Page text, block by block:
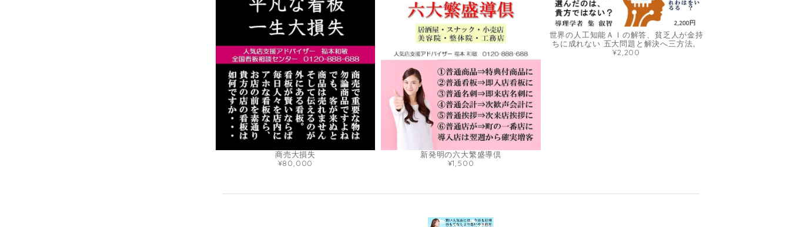
商売大損失
¥80,000
新発明の六大繁盛導倶
¥1,500
世界の人工知能ＡＩの解答、貧乏人が金持
ちに成れない 五大問題と解決へ三方法。
¥2,200